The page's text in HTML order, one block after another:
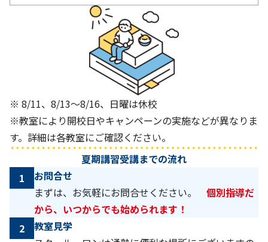
※ 8/11、8/13～8/16、日曜は休校
※教室により開校日やキャンペーンの実施などが異なりま
す。詳細は各教室にご確認ください。
夏期講習受講までの流れ
1
お問合せ
まずは、お気軽にお問合せください。 個別指導だ
から、いつからでも始められます！
2
教室見学